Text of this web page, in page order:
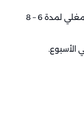
نقع أوراق السنامكي المجففة في ماء مغلي لمدة 6 – 8
الأسبوع.